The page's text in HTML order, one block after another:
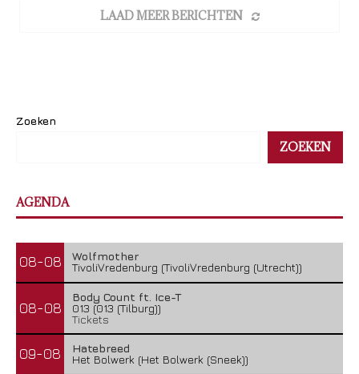
LAAD MEER BERICHTEN
Zoeken
ZOEKEN
AGENDA
08-08
Wolfmother
TivoliVredenburg (TivoliVredenburg (Utrecht))
08-08
Body Count ft. Ice-T
013 (013 (Tilburg))
Tickets
09-08
Hatebreed
Het Bolwerk (Het Bolwerk (Sneek))